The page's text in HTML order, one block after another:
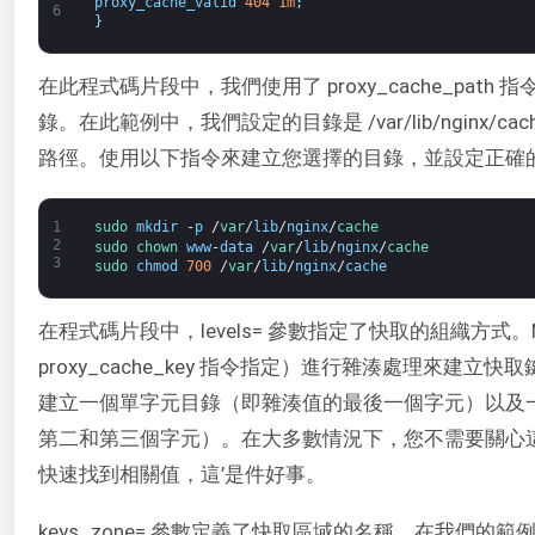
6
}
在此程式碼片段中，我們使用了 proxy_cache_path 指
錄。在此範例中，我們設定的目錄是 /var/lib/nginx/
路徑。使用以下指令來建立您選擇的目錄，並設定正確
1
2
3
sudo mkdir -p /var/lib/nginx/cache
sudo chown www-data /var/lib/nginx/cache
sudo chmod 700 /var/ lib/nginx/cache
在程式碼片段中，levels= 參數指定了快取的組織方式
proxy_cache_key 指令指定）進行雜湊處理來建立快
建立一個單字元目錄（即雜湊值的最後一個字元）以
第二和第三個字元）。在大多數情況下，您不需要關
快速找到相關值，這’是件好事。